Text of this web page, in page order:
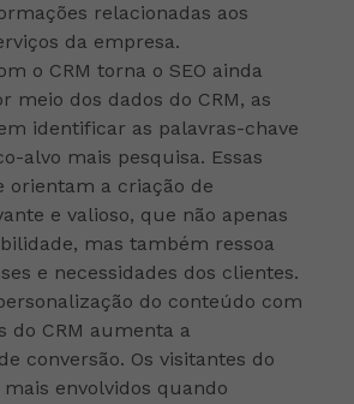
relacionadas aos
da empresa.
o CRM torna o SEO ainda
meio dos dados do CRM, as
identificar as palavras-chave
alvo mais pesquisa. Essas
orientam a criação de
e valioso, que não apenas
mas também ressoa
e necessidades dos clientes.
do conteúdo com
do CRM aumenta a
conversão. Os visitantes do
envolvidos quando